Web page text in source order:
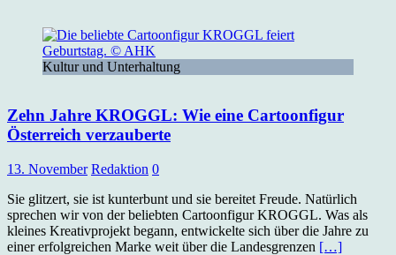
Kultur und Unterhaltung
Zehn Jahre KROGGL: Wie eine Cartoonfigur
Österreich verzauberte
13. November Redaktion 0
Sie glitzert, sie ist kunterbunt und sie bereitet Freude. Natürlich
sprechen wir von der beliebten Cartoonfigur KROGGL. Was als
kleines Kreativprojekt begann, entwickelte sich über die Jahre zu
einer erfolgreichen Marke weit über die Landesgrenzen […]